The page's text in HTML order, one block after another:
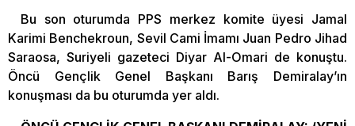
Bu son oturumda PPS merkez komite üyesi Jamal
Karimi Benchekroun, Sevil Cami İmamı Juan Pedro Jihad
Saraosa, Suriyeli gazeteci Diyar Al-Omari de konuştu.
Öncü Gençlik Genel Başkanı Barış Demiralay’ın
konuşması da bu oturumda yer aldı.